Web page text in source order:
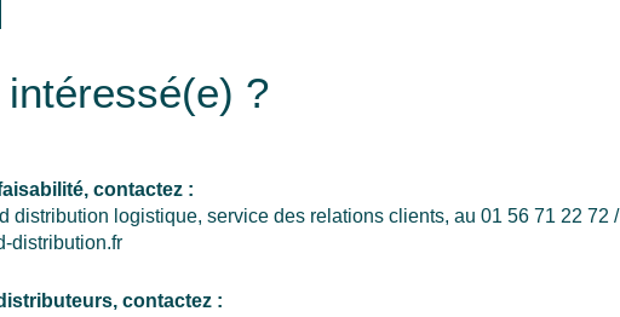
?
contactez :
distribution logistique, service des relations clients, au 01 56 71 22 72 /
distribution.fr
contactez :